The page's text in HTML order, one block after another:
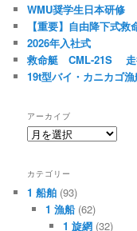
WMU奨学生日本研修
【重要】自由降下式
2026年入社式
救命艇 CML-21S 走
19t型バイ・カニカゴ
アーカイブ
ア
イ
ブ
カテゴリー
1 船舶 (93)
1 漁船(62)
1 旋網 (32)